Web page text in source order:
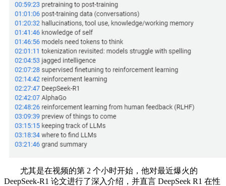
尤其是在视频的第 2 个小时开始，他对最近爆火的
DeepSeek-R1 论文进行了深入介绍，并直言 DeepSeek R1 在性